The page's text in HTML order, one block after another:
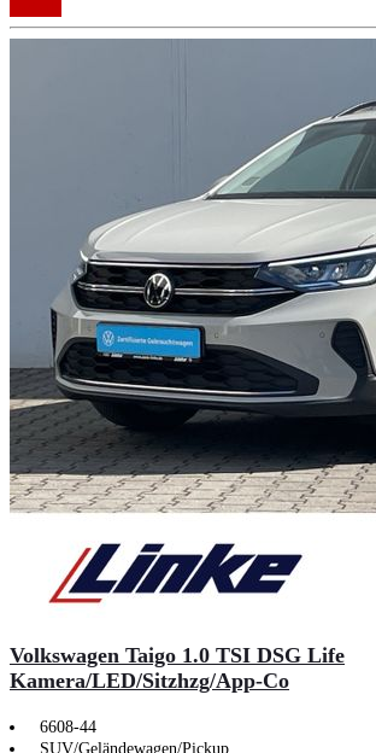
Volkswagen Taigo 1.0 TSI DSG Life
Kamera/LED/Sitzhzg/App-Co
6608-44
SUV/Geländewagen/Pickup